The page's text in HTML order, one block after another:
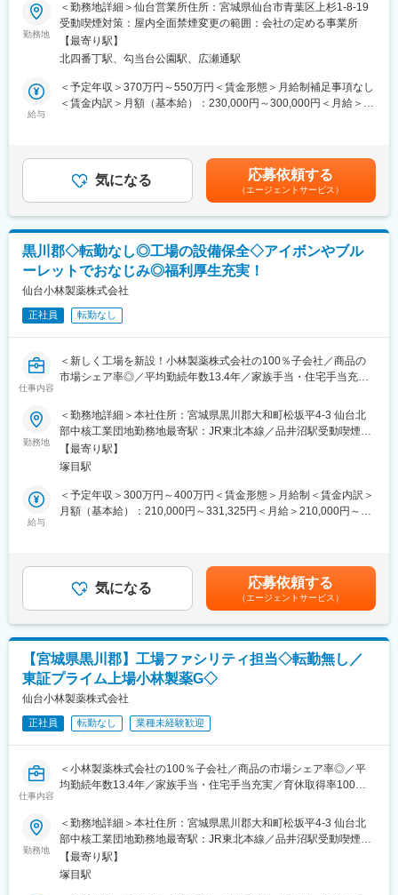
★臨床検査は理系分野になりますが、営業職は文系出身の社員が
多数活躍しております！
■組織：
す。
・平均勤続年数：14.6年
・平均有給休暇取得日数：12.6日
・育児休業取得率：男性→66.7%、女性→100％
■各種手当について：
家族手当、住宅手当あり
■当社について：
を確立し、広い視野を持って日本の医療の発展に貢献してきまし
た。社名が表にでることはなかなかありませんが私たちのサービ
＜主な事業内容＞
・臨床検査事業
・食の安全サポート（食品分析の受託サービス、施設管理）
・ドーピング検査（WADAから国内唯一認定を受けている機
関） など
変更の範囲：会社の定める業務
■職務内容：
医療機関へ訪問し、臨床検査（血液検査や尿検査など）受託サー
ビスの提案をお任せします。
＜当社の臨床検査受託サービスについて＞
医療機関が、正確で迅速な“診断”を行うための第一歩となるのが、
を行っています。
当社のサービスは、病気の予防や早期発見、治療に貢献しており
・病院や診療所など、医療機関への定期訪問
└既存7割、新規3割
※臨床検査に関する情報提供、顧客のニーズに合わせた検査方法や
検査項目の提案、アフターフォローなどを行います。
・受託した臨床検査の結果報告
・臨床検査受託サービスの契約
・検査用機器の準備、書類作成
■入社後のフォロー体制：
おります。
★臨床検査は理系分野になりますが、営業職は文系出身の社員が
多数活躍しております！
5名程度の組織となります。幅広い年代の社員が活躍しておりま
す。
・週休2日制：日曜・祝日+シフト制で1日休み
・残業代は全額支給
・平均勤続年数：14.6年
・平均有給休暇取得日数：12.6日
・育児休業取得率：男性→66.7%、女性→100％
■各種手当について：
家族手当、住宅手当あり
イエンス」の融合による独自のスタイルで新たなビジネスモデル
を確立し、広い視野を持って日本の医療の発展に貢献してきまし
スで皆さんの日常生活を支えています。
＜主な事業内容＞
・臨床検査事業
・食の安全サポート（食品分析の受託サービス、施設管理）
・ドーピング検査（WADAから国内唯一認定を受けている機
勤務地
＜勤務地詳細＞仙台営業所住所：宮城県仙台市青葉区上杉1-8-19
受動喫煙対策：屋内全面禁煙変更の範囲：会社の定める事業所
【最寄り駅】
北四番丁駅、勾当台公園駅、広瀬通駅
給与
＜予定年収＞370万円～550万円＜賃金形態＞月給制補足事項なし
＜賃金内訳＞月額（基本給）：230,000円～300,000円＜月給＞
あり、選考を通じて上下する可能性があります。月給(月額)は固定
手当を含めた表記です。
気になる 応募依頼する
（エージェントサービス）
黒川郡◇転勤なし◎工場の設備保全◇アイボンやブル
ーレットでおなじみ◎福利厚生充実！
仙台小林製薬株式会社
正社員 転勤なし
仕事内容
＜新しく工場を新設！小林製薬株式会社の100％子会社／商品の
市場シェア率◎／平均勤続年数13.4年／家族手当・住宅手当充実
■業務内容：
テレビCM等でおなじみ「ブルーレット」などの日用品・医薬品の
製造拠点である当社での、生産ライン工場の設備保全・改善の業
務です。
■業務詳細：
・歩留まり改善や生産性向上などの業務
め働きやすい環境です。2024年に新工場が建ち、綺麗な職場で働
くことができます。
■働く環境：
・宮城県屈指の働きやすい環境が整っております。
・借り上げ社宅制度など大手水準の福利厚生がございます。（適
用基準あり）
・ゆっくりやすめる休憩所、食堂あり！仕出し弁当や軽食の自動
販売機もご用意！
・社長もみんな「○○さん」と呼び合う風土！社員同士の距離も近
■当社について：
・当社は、小林製薬株式会社の100％子会社として、小林製薬等
で販売している、家庭用医薬品、生活衛生関連製品の製造を行っ
勤務地
＜勤務地詳細＞本社住所：宮城県黒川郡大和町松坂平4-3 仙台北
部中核工業団地勤務地最寄駅：JR東北本線／品井沼駅受動喫煙対
策：敷地内喫煙可能場所あり変更の範囲：無
【最寄り駅】
塚目駅
給与
＜予定年収＞300万円～400万円＜賃金形態＞月給制＜賃金内訳＞
月額（基本給）：210,000円～331,325円＜月給＞210,000円～
気になる 応募依頼する
（エージェントサービス）
【宮城県黒川郡】工場ファシリティ担当◇転勤無し／
東証プライム上場小林製薬G◇
仙台小林製薬株式会社
正社員 転勤なし 業種未経験歓迎
仕事内容
＜小林製薬株式会社の100％子会社／商品の市場シェア率◎／平
均勤続年数13.4年／家族手当・住宅手当充実／育休取得率100％
■業務内容：
TVCM等でおなじみ「ブルーレット」などの日用品・医薬品の製
造拠点である当社において、工場施設管理職をご担当いただきま
す。
勤務地
＜勤務地詳細＞本社住所：宮城県黒川郡大和町松坂平4-3 仙台北
部中核工業団地勤務地最寄駅：JR東北本線／品井沼駅受動喫煙対
策：敷地内喫煙可能場所あり変更の範囲：無
【最寄り駅】
塚目駅